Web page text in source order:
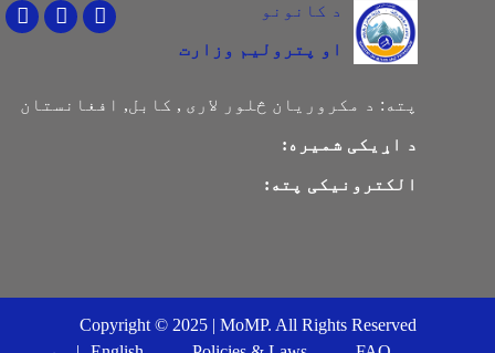
د کانونو
او پترولیم وزارت
YoutubeFacebook
پته: د مکروریان څلور لاری , کابل, افغانستان
د اړیکی شمیره:
الکترونیکی پته:
Copyright © 2025 | MoMP. All Rights Reserved